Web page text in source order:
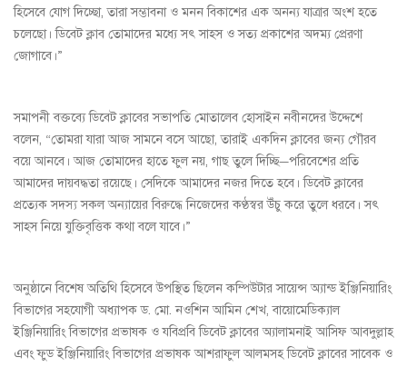
হিসেবে যোগ দিচ্ছো, তারা সম্ভাবনা ও মনন বিকাশের এক অনন্য যাত্রার অংশ হতে
চলেছো। ডিবেট ক্লাব তোমাদের মধ্যে সৎ সাহস ও সত্য প্রকাশের অদম্য প্রেরণা
জোগাবে।”
সমাপনী বক্তব্যে ডিবেট ক্লাবের সভাপতি মোতালেব হোসাইন নবীনদের উদ্দেশে
বলেন, “তোমরা যারা আজ সামনে বসে আছো, তারাই একদিন ক্লাবের জন্য গৌরব
বয়ে আনবে। আজ তোমাদের হাতে ফুল নয়, গাছ তুলে দিচ্ছি—পরিবেশের প্রতি
আমাদের দায়বদ্ধতা রয়েছে। সেদিকে আমাদের নজর দিতে হবে। ডিবেট ক্লাবের
প্রত্যেক সদস্য সকল অন্যায়ের বিরুদ্ধে নিজেদের কণ্ঠস্বর উঁচু করে তুলে ধরবে। সৎ
সাহস নিয়ে যুক্তিবৃত্তিক কথা বলে যাবে।”
অনুষ্ঠানে বিশেষ অতিথি হিসেবে উপস্থিত ছিলেন কম্পিউটার সায়েন্স অ্যান্ড ইঞ্জিনিয়ারিং
বিভাগের সহযোগী অধ্যাপক ড. মো. নওশিন আমিন শেখ, বায়োমেডিক্যাল
ইঞ্জিনিয়ারিং বিভাগের প্রভাষক ও যবিপ্রবি ডিবেট ক্লাবের অ্যালামনাই আসিফ আবদুল্লাহ
এবং ফুড ইঞ্জিনিয়ারিং বিভাগের প্রভাষক আশরাফুল আলমসহ ডিবেট ক্লাবের সাবেক ও